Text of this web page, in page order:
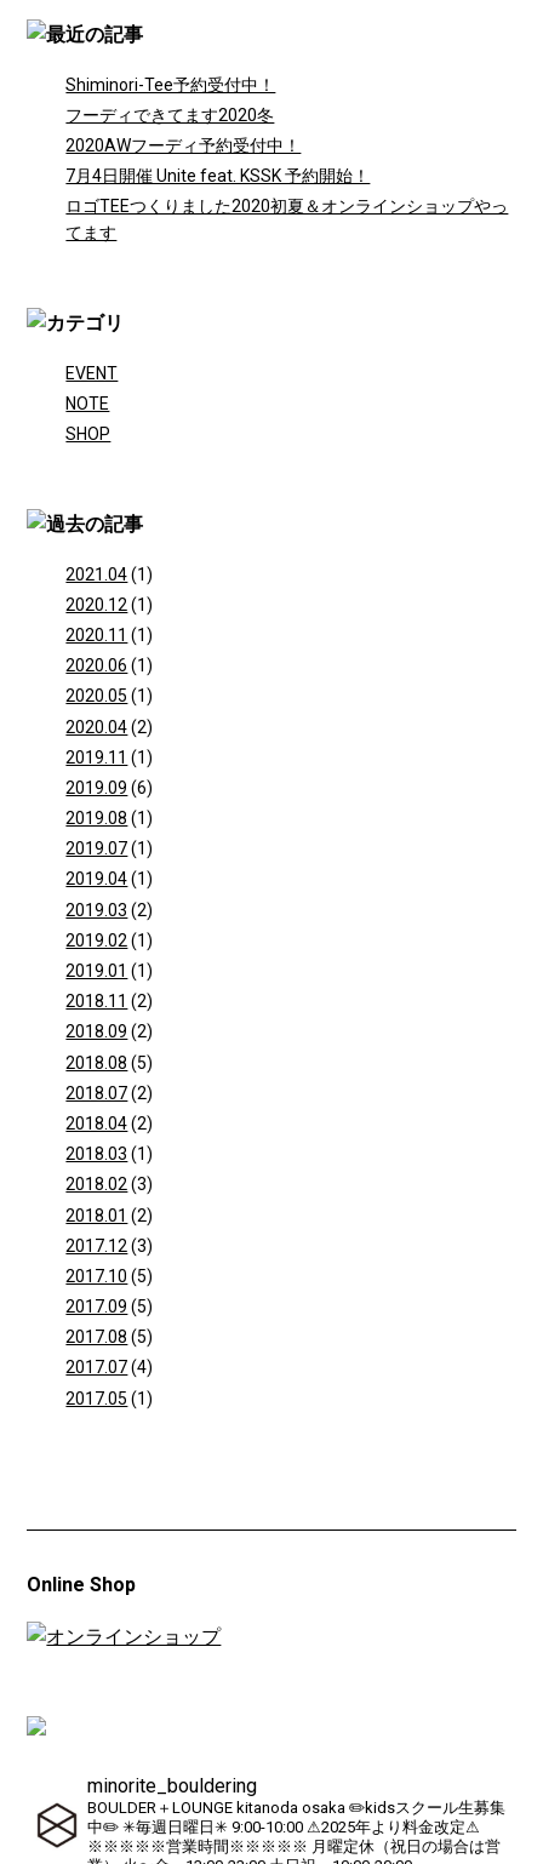
Shiminori-Tee予約受付中！
フーディできてます2020冬
2020AWフーディ予約受付中！
7月4日開催 Unite feat. KSSK 予約開始！
ロゴTEEつくりました2020初夏＆オンラインショップやっ
てます
EVENT
NOTE
SHOP
2021.04(1)
2020.12 (1)
2020.11 (1)
2020.06 (1)
2020.05 (1)
2020.04(2)
2019.11 (1)
2019.09 (6)
2019.08 (1)
2019.07(1)
2019.04(1)
2019.03 (2)
2019.02 (1)
2019.01 (1)
2018.11 (2)
2018.09 (2)
2018.08 (5)
2018.07(2)
2018.04(2)
2018.03 (1)
2018.02(3)
2018.01 (2)
2017.12 (3)
2017.10 (5)
2017.09 (5)
2017.08 (5)
2017.07(4)
2017.05 (1)
Online Shop
minorite_bouldering
BOULDER＋LOUNGE kitanoda osaka ✏️kidsスクール生募集
中✏️ ✳︎毎週日曜日✳︎ 9:00-10:00 ⚠︎2025年より料金改定⚠︎
※※※※※営業時間※※※※※ 月曜定休（祝日の場合は営